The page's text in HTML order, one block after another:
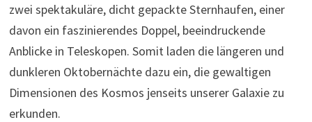
zwei spektakuläre, dicht gepackte Sternhaufen, einer
davon ein faszinierendes Doppel, beeindruckende
Anblicke in Teleskopen. Somit laden die längeren und
dunkleren Oktobernächte dazu ein, die gewaltigen
Dimensionen des Kosmos jenseits unserer Galaxie zu
erkunden.